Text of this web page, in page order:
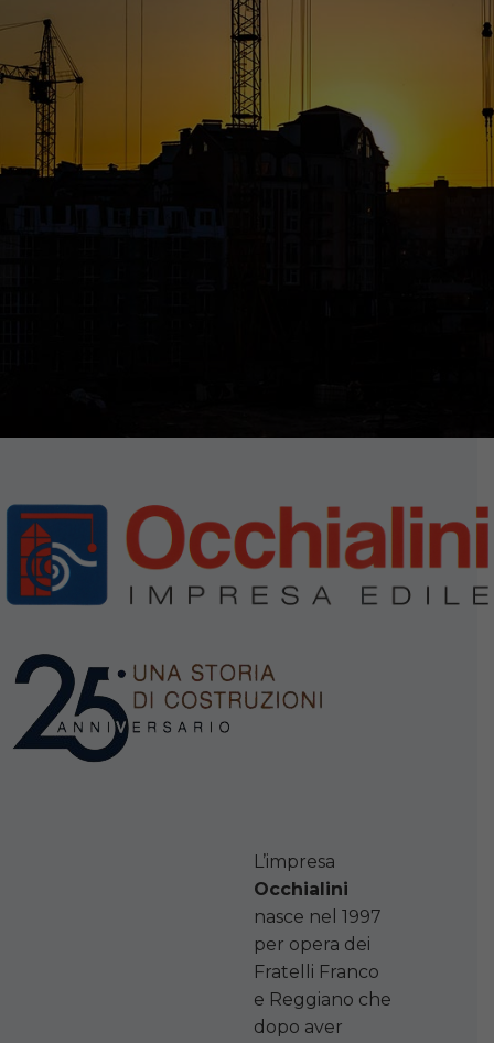
L’impresa
Occhialini
nasce nel 1997
per opera dei
Fratelli Franco
e Reggiano che
dopo aver